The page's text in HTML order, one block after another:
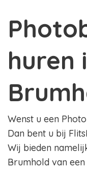
huren
Wenst u een
Dan bent u bij
Wij bieden
Brumhold van